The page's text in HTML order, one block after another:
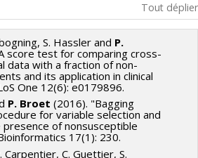
:
Tout déplier
S. Hassler and P.
score test for comparing cross-
data with a fraction of non-
and its application in clinical
One 12(6): e0179896.
P. Broet (2016). "Bagging
for variable selection and
of nonsusceptible
17(1): 230.
Carpentier, C. Guettier, S.